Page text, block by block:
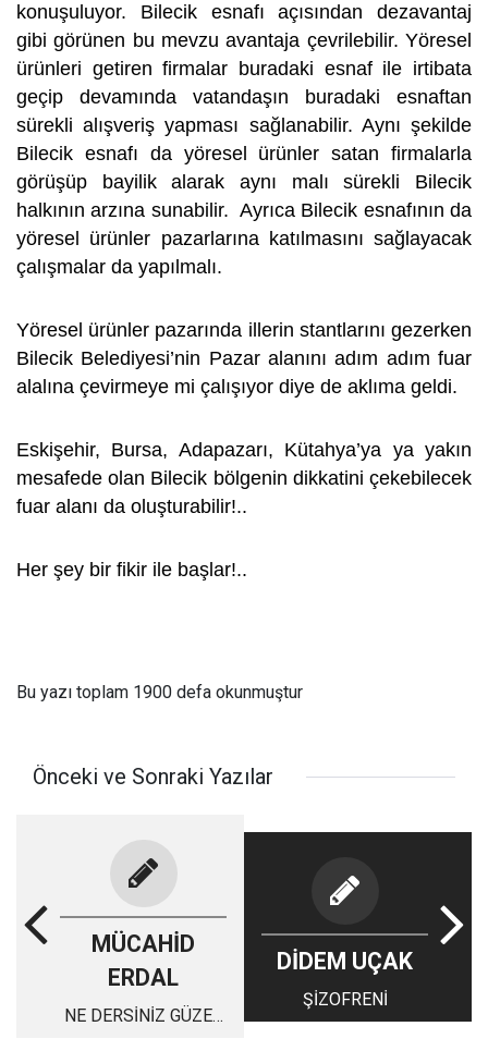
konuşuluyor. Bilecik esnafı açısından dezavantaj
gibi görünen bu mevzu avantaja çevrilebilir. Yöresel
ürünleri getiren firmalar buradaki esnaf ile irtibata
geçip devamında vatandaşın buradaki esnaftan
sürekli alışveriş yapması sağlanabilir. Aynı şekilde
Bilecik esnafı da yöresel ürünler satan firmalarla
görüşüp bayilik alarak aynı malı sürekli Bilecik
halkının arzına sunabilir. Ayrıca Bilecik esnafının da
yöresel ürünler pazarlarına katılmasını sağlayacak
çalışmalar da yapılmalı.
Yöresel ürünler pazarında illerin stantlarını gezerken
Bilecik Belediyesi’nin Pazar alanını adım adım fuar
alalına çevirmeye mi çalışıyor diye de aklıma geldi.
Eskişehir, Bursa, Adapazarı, Kütahya’ya ya yakın
mesafede olan Bilecik bölgenin dikkatini çekebilecek
fuar alanı da oluşturabilir!..
Her şey bir fikir ile başlar!..
Bu yazı toplam 1900 defa okunmuştur
Önceki ve Sonraki Yazılar
MÜCAHİD
ERDAL
NE DERSİNİZ GÜZEL
DİDEM UÇAK
ŞİZOFRENİ